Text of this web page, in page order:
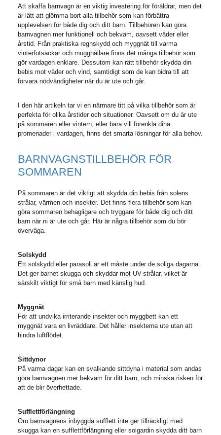
Att skaffa barnvagn är en viktig investering för föräldrar, men det
är lätt att glömma bort alla tillbehör som kan förbättra
upplevelsen för både dig och ditt barn. Tillbehören kan göra
barnvagnen mer funktionell och bekväm, oavsett väder eller
årstid. Från praktiska regnskydd och myggnät till varma
vinterfotsäckar och mugghållare finns det många tillbehör som
gör vardagen enklare. Dessutom kan rätt tillbehör skydda din
bebis mot väder och vind, samtidigt som de kan bidra till att
förvara nödvändigheter när du är ute och går.
I den här artikeln tar vi en närmare titt på vilka tillbehör som är
perfekta för olika årstider och situationer. Oavsett om du är ute
på sommaren eller vintern, eller bara vill förenkla dina
promenader i vardagen, finns det smarta lösningar för alla behov.
BARNVAGNSTILLBEHÖR FÖR
SOMMAREN
På sommaren är det viktigt att skydda din bebis från solens
strålar, värmen och insekter. Det finns flera tillbehör som kan
göra sommaren behagligare och tryggare för både dig och ditt
barn när ni är ute och går. Här är några tillbehör som du bör
överväga.
Solskydd
Ett solskydd eller parasoll är ett måste under de soliga dagarna.
Det ger barnet skugga och skyddar mot UV-strålar, vilket är
särskilt viktigt för små barn med känslig hud.
Myggnät
För att undvika irriterande insekter och myggbett kan ett
myggnät vara en livräddare. Det håller insekterna ute utan att
hindra luftflödet.
Sittdynor
På varma dagar kan en svalkande sittdyna i material som andas
göra barnvagnen mer bekväm för ditt barn, och minska risken för
att de blir överhettade.
Sufflettförlängning
Om barnvagnens inbyggda sufflett inte ger tillräckligt med
skugga kan en sufflettförlängning eller solgardin skydda ditt barn